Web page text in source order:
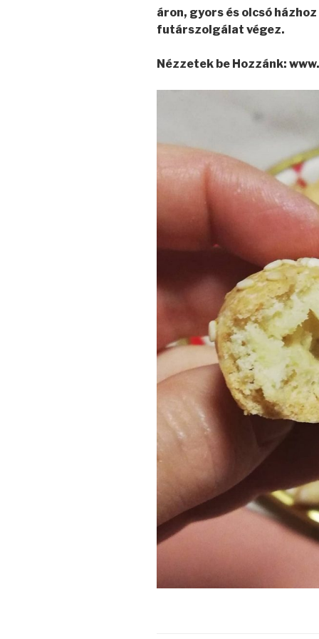
áron, gyors és olcsó
futárszolgálat végez.
Nézzetek be Hozzánk: